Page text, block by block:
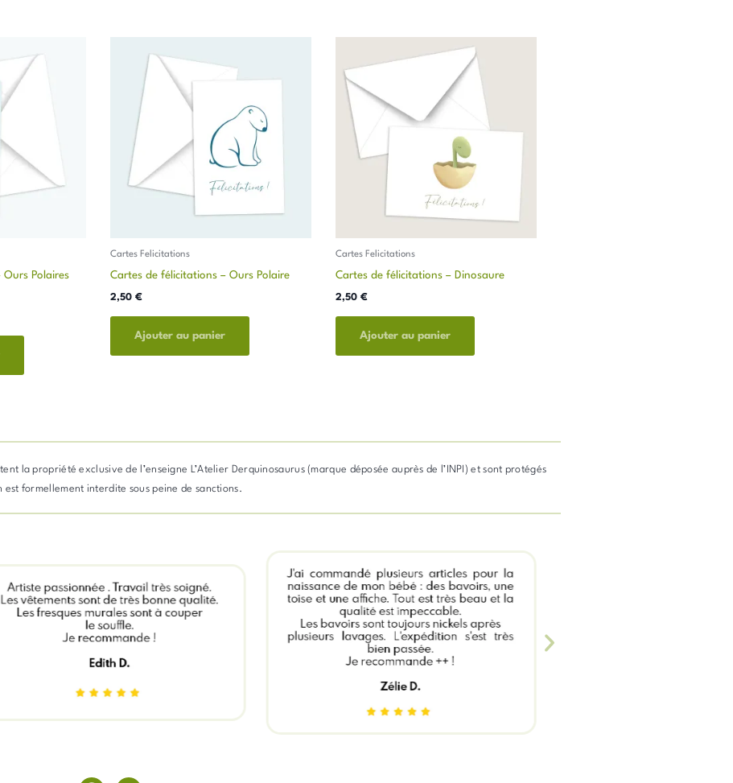
Polaires
Cartes Felicitations
Cartes de félicitations – Ours Polaire
2,50 €
Ajouter au panier
Cartes Felicitations
Cartes de félicitations – Dinosaure
2,50 €
Ajouter au panier
la propriété exclusive de l’enseigne L’Atelier Derquinosaurus (marque déposée auprès de l’INPI) et sont protégés
formellement interdite sous peine de sanctions.